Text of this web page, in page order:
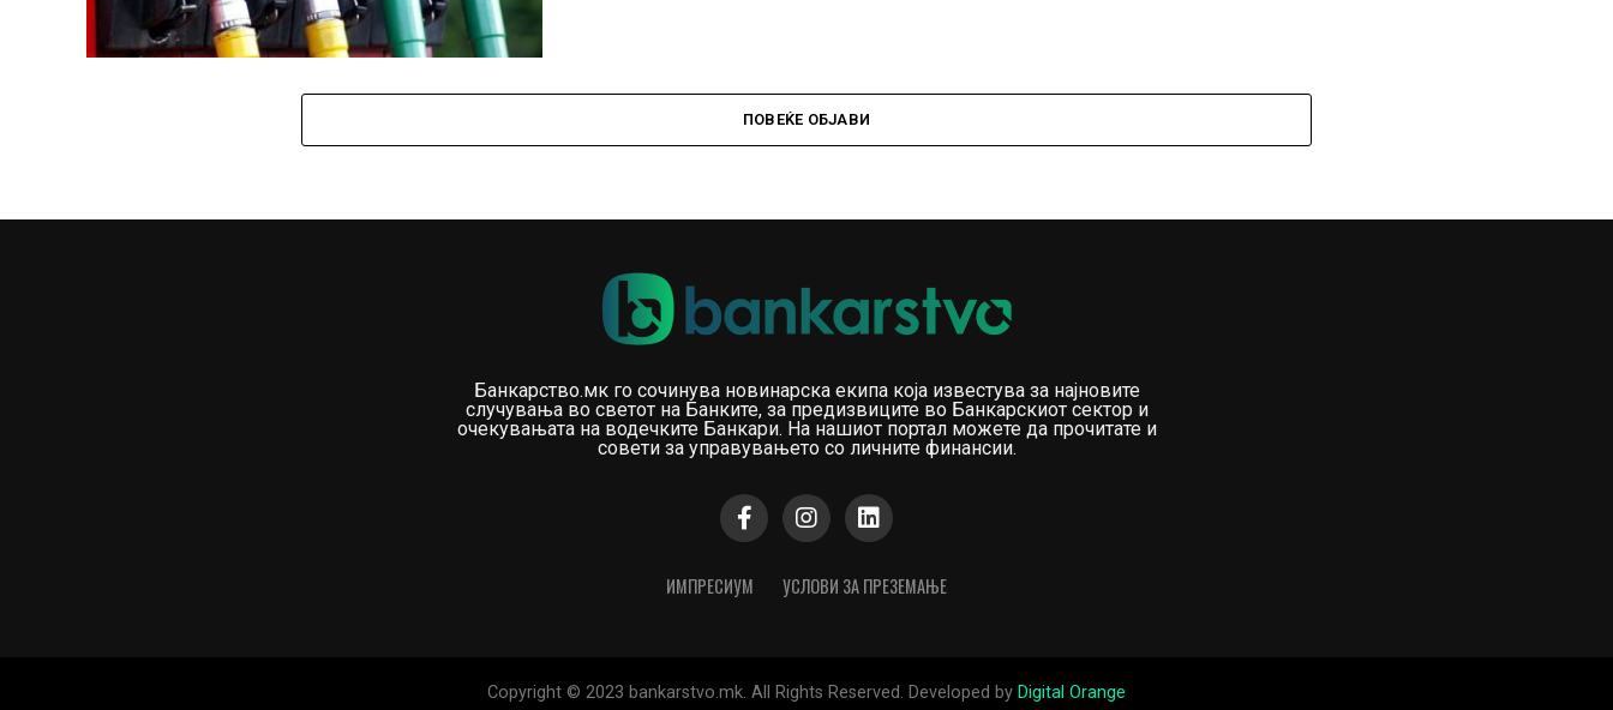
ПОВЕЌЕ ОБЈАВИ
Банкарство.мк го сочинува новинарска екипа која известува за најновите
случувања во светот на Банките, за предизвиците во Банкарскиот сектор и
очекувањата на водечките Банкари. На нашиот портал можете да прочитате и
совети за управувањето со личните финансии.
ИМПРЕСИУМ УСЛОВИ ЗА ПРЕЗЕМАЊЕ
Copyright © 2023 bankarstvo.mk. All Rights Reserved. Developed by Digital Orange